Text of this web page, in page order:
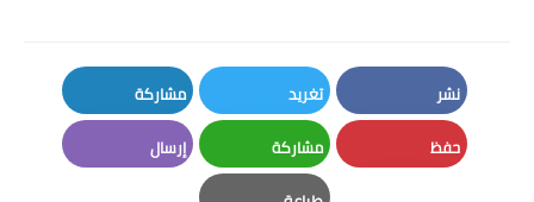
نشر
Facebook
تغريد
Twitter
مشاركة
LinkedIn
حفظ مشاركة
Whatsapp
إرسال